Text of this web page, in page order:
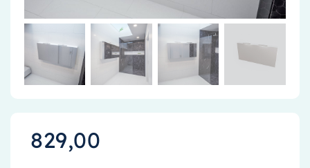
829,00